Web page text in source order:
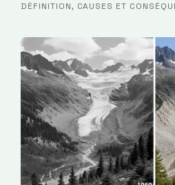
DÉFINITION, CAUSES ET